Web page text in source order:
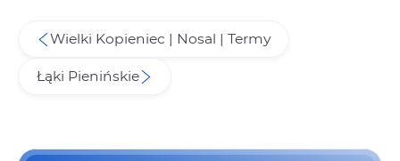
Wielki Kopieniec | Nosal | Termy
Łąki Pienińskie